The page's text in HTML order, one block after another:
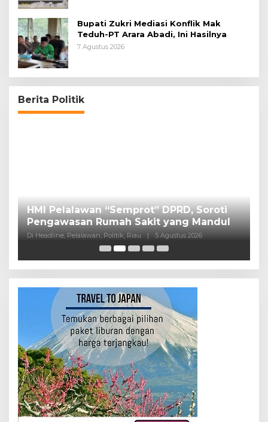
Bupati Zukri Mediasi Konflik Mak
Teduh-PT Arara Abadi, Ini Hasilnya
7 Agustus 2026
Berita Politik
HMI Pelalawan “Semprot” DPRD, Soroti
Pengawasan Rumah Sakit yang Mandul
Di Headline, Pelalawan, Politik, Riau | 5 Agustus 2026